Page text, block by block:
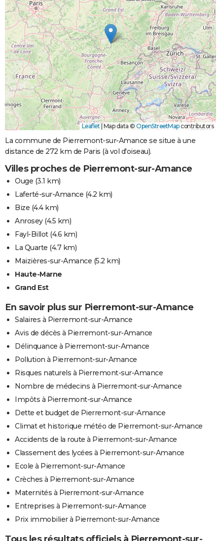
Leaflet Map data © OpenStreetMapcontributors
La commune de Pierremont-sur-Amance se situe à une
distance de 272 km de Paris (à vol d'oiseau).
Villes proches de Pierremont-sur-Amance
Ouge (3.1 km)
Laferté-sur-Amance (4.2 km)
Bize (4.4 km)
Anrosey(4.5 km)
Fayl-Billot(4.6 km)
La Quarte (4.7 km)
Maizières-sur-Amance (5.2 km)
Haute-Marne
Grand Est
En savoir plus sur Pierremont-sur-Amance
Salaires à Pierremont-sur-Amance
Avis de décès à Pierremont-sur-Amance
Délinquance à Pierremont-sur-Amance
Pollution à Pierremont-sur-Amance
Risques naturels à Pierremont-sur-Amance
Nombre de médecins à Pierremont-sur-Amance
Impôts à Pierremont-sur-Amance
Dette et budget de Pierremont-sur-Amance
Climat et historique météo de Pierremont-sur-Amance
Accidents de la route à Pierremont-sur-Amance
Classement des lycées à Pierremont-sur-Amance
Ecole à Pierremont-sur-Amance
Crèches à Pierremont-sur-Amance
Maternités à Pierremont-sur-Amance
Entreprises à Pierremont-sur-Amance
Prix immobilier à Pierremont-sur-Amance